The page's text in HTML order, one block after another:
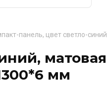
панель, цвет светло-
мм